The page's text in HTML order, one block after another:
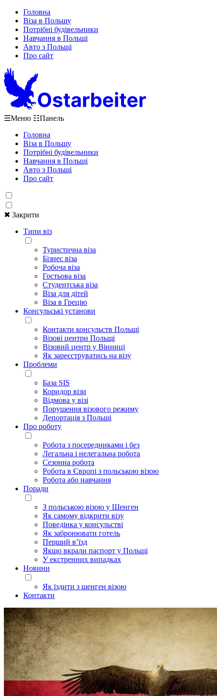
Головна
Віза в Польщу
Потрібні будівельники
Навчання в Польщі
Авто з Польщі
Про сайт
☰Меню ☷Панель
Головна
Віза в Польщу
Потрібні будівельники
Навчання в Польщі
Авто з Польщі
Про сайт
✖ Закрити
Типи віз
Туристична віза
Бізнес віза
Робоча віза
Гостьова віза
Студентська віза
Віза для дітей
Віза в Грецію
Консульські установи
Контакти консульств Польщі
Візові центри Польщі
Візовий центр у Вінниці
Як зареєструватись на візу
Проблеми
База SIS
Коридор візи
Відмова у візі
Порушення візового режиму
Депортація з Польщі
Про роботу
Робота з посередниками і без
Легальна і нелегальна робота
Сезонна робота
Робота в Європі з польською візою
Робота або навчання
Поради
З польською візою у Шенген
Як самому відкрити візу
Поведінка у консульстві
Як забронювати готель
Перший в’їзд
Якщо вкрали паспорт у Польщі
У екстренних випадках
Новини
Як їздити з шенген візою
Контакти